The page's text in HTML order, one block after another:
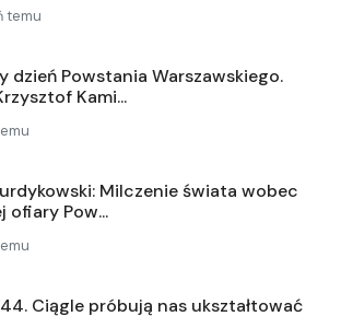
temu
dzień Powstania Warszawskiego.
Kami...
Milczenie świata wobec
ofiary Pow...
Ciągle próbują nas ukształtować